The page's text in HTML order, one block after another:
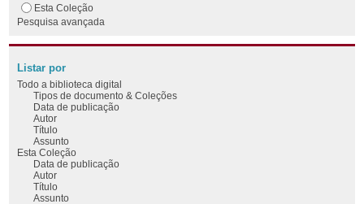
Esta Coleção
Pesquisa avançada
Listar por
Todo a biblioteca digital
Tipos de documento & Coleções
Data de publicação
Autor
Título
Assunto
Esta Coleção
Data de publicação
Autor
Título
Assunto